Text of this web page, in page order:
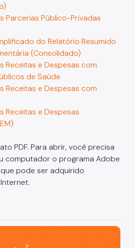
Parcerias Público-Privadas
do Relatório Resumido
(Consolidado)
Receitas e Despesas com
de Saúde
Receitas e Despesas com
Receitas e Despesas
PDF. Para abrir, você precisa
computador o programa Adobe
pode ser adquirido
resiliente e sustentável